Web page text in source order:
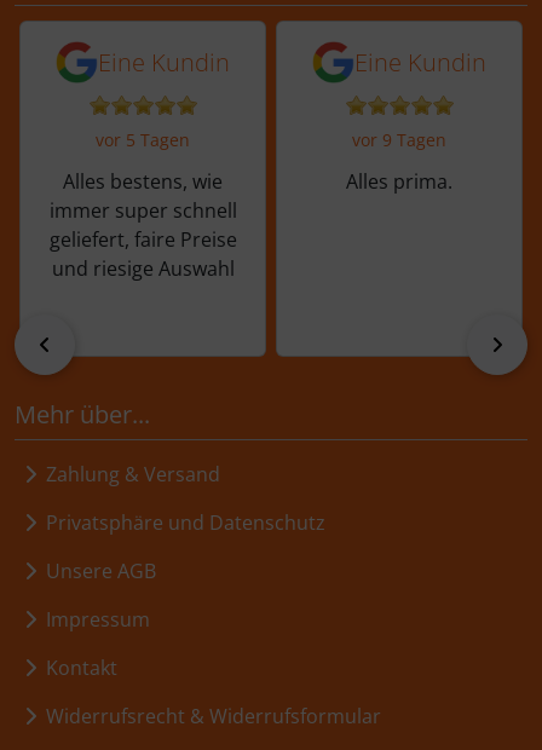
5 von 5 Sternen von einer Kundin vor
Eine Kundin
vor 5 Tagen
Alles bestens, wie
immer super schnell
geliefert, faire Preise
und riesige Auswahl
5 von 5 Sternen
Eine Kundin
vor 9 Tagen
Alles prima.
vor
Mehr über...
Zahlung & Versand
Privatsphäre und Datenschutz
Unsere AGB
Impressum
Kontakt
Widerrufsrecht & Widerrufsformular